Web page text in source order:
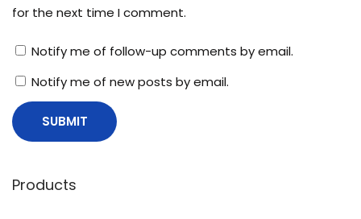
for the next time I comment.
Notify me of follow-up comments by email.
Notify me of new posts by email.
Products